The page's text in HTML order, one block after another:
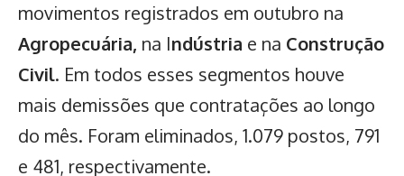
movimentos registrados em outubro na
Agropecuária, na Indústria e na Construção
Civil. Em todos esses segmentos houve
mais demissões que contratações ao longo
do mês. Foram eliminados, 1.079 postos, 791
e 481, respectivamente.